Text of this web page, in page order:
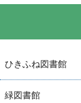
ひきふね図書館
緑図書館